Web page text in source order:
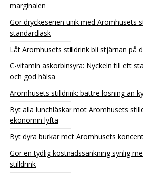
marginalen
Gör dryckeserien unik med Aromhusets
standardläsk
Låt Aromhusets stilldrink bli stjärnan på
C-vitamin askorbinsyra: Nyckeln till ett
och god hälsa
Aromhusets stilldrink: bättre lösning än
Byt alla lunchläskar mot Aromhusets
ekonomin lyfta
Byt dyra burkar mot Aromhusets
Gör en tydlig kostnadssänkning synlig
stilldrink